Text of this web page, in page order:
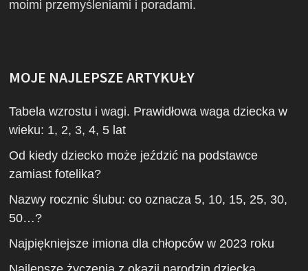
moimi przemyśleniami i poradami.
MOJE NAJLEPSZE ARTYKUŁY
Tabela wzrostu i wagi. Prawidłowa waga dziecka w
wieku: 1, 2, 3, 4, 5 lat
Od kiedy dziecko może jeździć na podstawce
zamiast fotelika?
Nazwy rocznic ślubu: co oznacza 5, 10, 15, 25, 30,
50…?
Najpiękniejsze imiona dla chłopców w 2023 roku